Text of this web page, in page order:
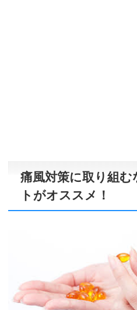
痛風対策に取り組
トがオススメ！